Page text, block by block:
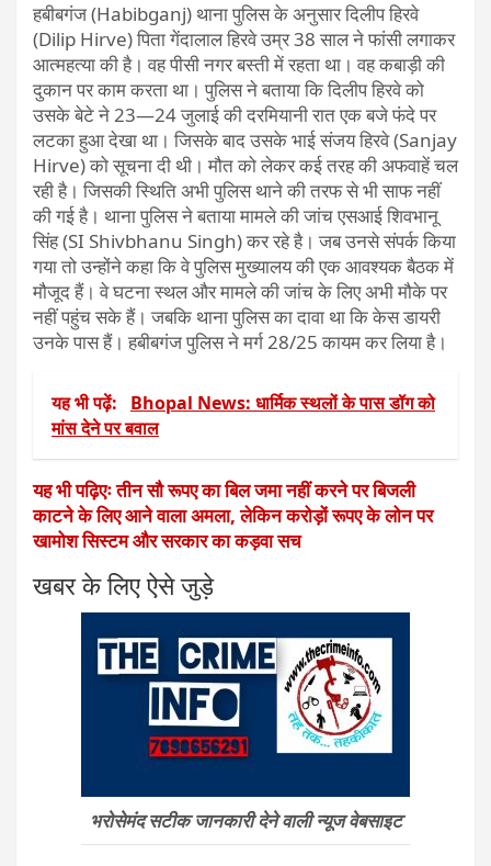
हबीबगंज (Habibganj) थाना पुलिस के अनुसार दिलीप हिरवे
(Dilip Hirve) पिता गेंदालाल हिरवे उम्र 38 साल ने फांसी लगाकर
आत्महत्या की है। वह पीसी नगर बस्ती में रहता था। वह कबाड़ी की
दुकान पर काम करता था। पुलिस ने बताया कि दिलीप हिरवे को
उसके बेटे ने 23—24 जुलाई की दरमियानी रात एक बजे फंदे पर
लटका हुआ देखा था। जिसके बाद उसके भाई संजय हिरवे (Sanjay
Hirve) को सूचना दी थी। मौत को लेकर कई तरह की अफवाहें चल
रही है। जिसकी स्थिति अभी पुलिस थाने की तरफ से भी साफ नहीं
की गई है। थाना पुलिस ने बताया मामले की जांच एसआई शिवभानू
सिंह (SI Shivbhanu Singh) कर रहे है। जब उनसे संपर्क किया
गया तो उन्होंने कहा कि वे पुलिस मुख्यालय की एक आवश्यक बैठक में
मौजूद हैं। वे घटना स्थल और मामले की जांच के लिए अभी मौके पर
नहीं पहुंच सके हैं। जबकि थाना पुलिस का दावा था कि केस डायरी
उनके पास हैं। हबीबगंज पुलिस ने मर्ग 28/25 कायम कर लिया है।
यह भी पढ़ें:
Bhopal News: धार्मिक स्थलों के पास डॉग को
मांस देने पर बवाल
यह भी पढ़िएः तीन सौ रूपए का बिल जमा नहीं करने पर बिजली
काटने के लिए आने वाला अमला, लेकिन करोड़ों रूपए के लोन पर
खामोश सिस्टम और सरकार का कड़वा सच
खबर के लिए ऐसे जुड़े
भरोसेमंद सटीक जानकारी देने वाली न्यूज वेबसाइट